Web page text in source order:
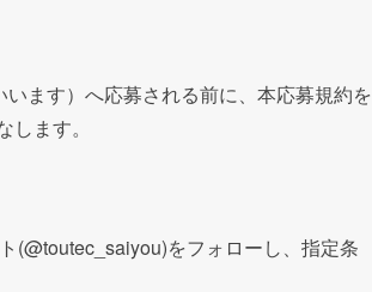
ます）へ応募される前に、本応募規約を
ます。
(@toutec_saiyou)をフォローし、指定条